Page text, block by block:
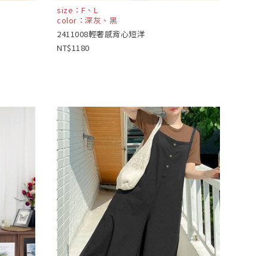
size：F、L
color：深灰、黑
2411008輕奢感背心短洋
1180